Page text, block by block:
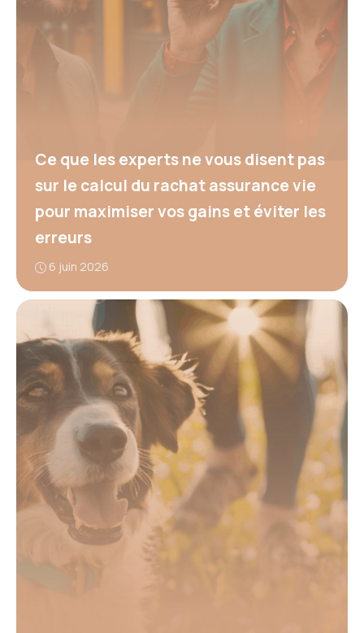
Ce que les experts ne vous disent pas
sur le calcul du rachat assurance vie
pour maximiser vos gains et éviter les
erreurs
6 juin 2026